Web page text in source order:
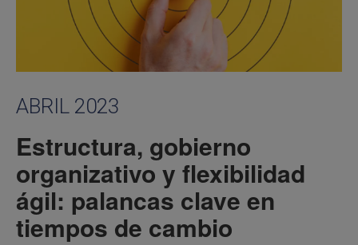
ABRIL 2023
Estructura, gobierno
organizativo y flexibilidad
ágil: palancas clave en
tiempos de cambio